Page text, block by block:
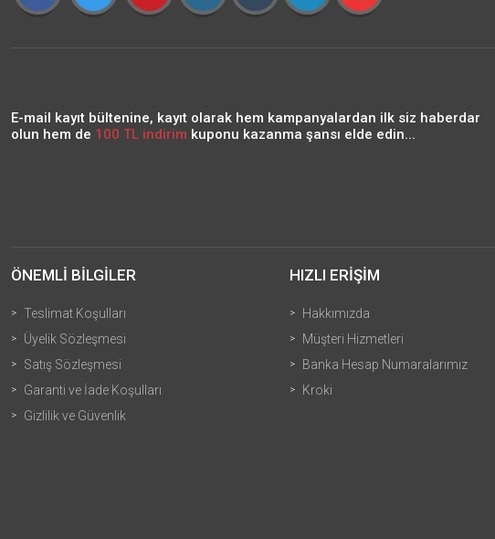
E-mail kayıt bültenine, kayıt olarak hem kampanyalardan ilk siz haberdar
olun hem de 100 TL indirim kuponu kazanma şansı elde edin...
ÖNEMLİ BİLGİLER
Teslimat Koşulları
Üyelik Sözleşmesi
Satış Sözleşmesi
Garanti ve İade Koşulları
Gizlilik ve Güvenlik
HIZLI ERİŞİM
Hakkımızda
Müşteri Hizmetleri
Banka Hesap Numaralarımız
Kroki